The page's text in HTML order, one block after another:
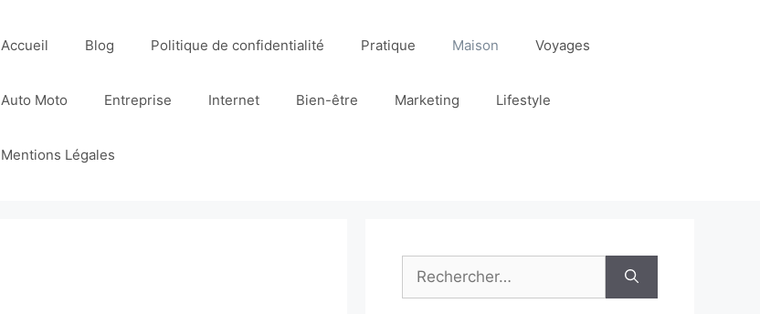
Accueil Blog Politique de confidentialité Pratique Maison Voyages
Auto Moto Entreprise Internet Bien-être Marketing Lifestyle
Mentions Légales
Rechercher :